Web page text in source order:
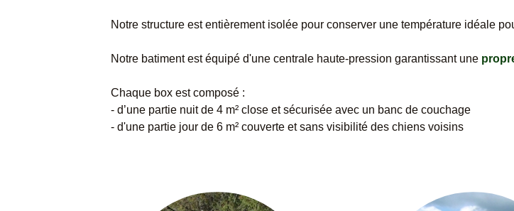
Notre structure est entièrement isolée pour conserver une température idéale
Notre batiment est équipé d'une centrale haute-pression garantissant une
Chaque box est composé :
- d’une partie nuit de 4 m² close et sécurisée avec un banc de couchage
- d'une partie jour de 6 m² couverte et sans visibilité des chiens voisins